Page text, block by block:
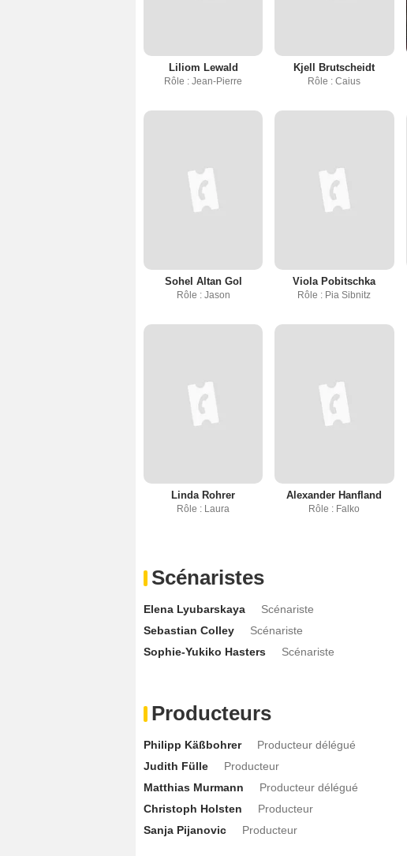
Liliom Lewald
Rôle : Jean-Pierre
Kjell Brutscheidt
Rôle : Caius
Sohel Altan Gol
Rôle : Jason
Viola Pobitschka
Rôle : Pia Sibnitz
Linda Rohrer
Rôle : Laura
Alexander Hanfland
Rôle : Falko
Scénaristes
Elena Lyubarskaya
Scénariste
Sebastian Colley
Scénariste
Sophie-Yukiko Hasters
Scénariste
Producteurs
Philipp Käßbohrer
Producteur délégué
Judith Fülle
Producteur
Matthias Murmann
Producteur délégué
Christoph Holsten
Producteur
Sanja Pijanovic
Producteur